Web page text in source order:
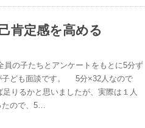
肯定感を高める
の子たちとアンケートをもとに5分ず
子ども面談です。 5分×32人なので
りるかと思いましたが、実際は１人
ので、5…